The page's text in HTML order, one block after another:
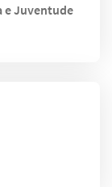
e Juventude